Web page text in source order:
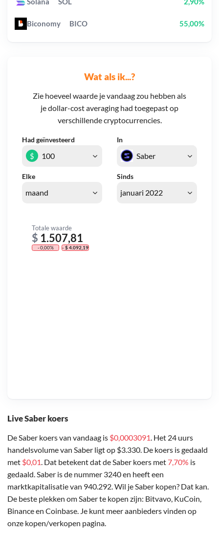
Live Saber koers
De Saber koers van vandaag is $0,0003091. Het 24 uurs
handelsvolume van Saber ligt op $3.330. De koers is gedaald
met $0,01. Dat betekent dat de Saber koers met 7,70% is
gedaald. Saber is de nummer 3240 en heeft een
marktkapitalisatie van 940.292. Wil je Saber kopen? Dat kan.
De beste plekken om Saber te kopen zijn: Bitvavo, KuCoin,
Binance en Coinbase. Je kunt meer aanbieders vinden op
onze kopen/verkopen pagina.
Wat als ik...?
Zie hoeveel waarde je vandaag zou hebben als
je dollar-cost averaging had toegepast op
verschillende cryptocurrencies.
Had geïnvesteerd In
Elke Sinds
$
Totale waarde
$ 1.507,81
- 0,00% - $ 4.092,19
Biconomy BICO 55,00%